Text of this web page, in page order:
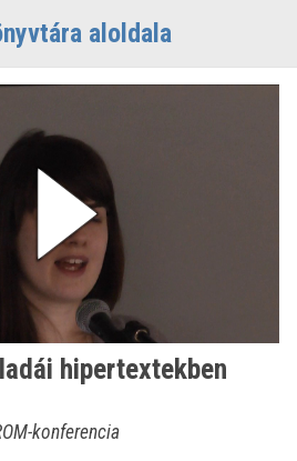
aloldala
hipertextekben
konferencia